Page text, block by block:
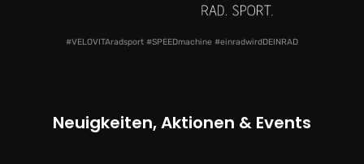
#VELOVITAradsport #SPEEDmachine #einradwirdDEINRAD
Neuigkeiten, Aktionen & Events